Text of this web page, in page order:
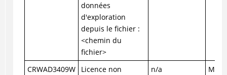
données
d'exploration
depuis le fichier :
<chemin du
fichier>
CRWAD3409W
Licence non
n/a